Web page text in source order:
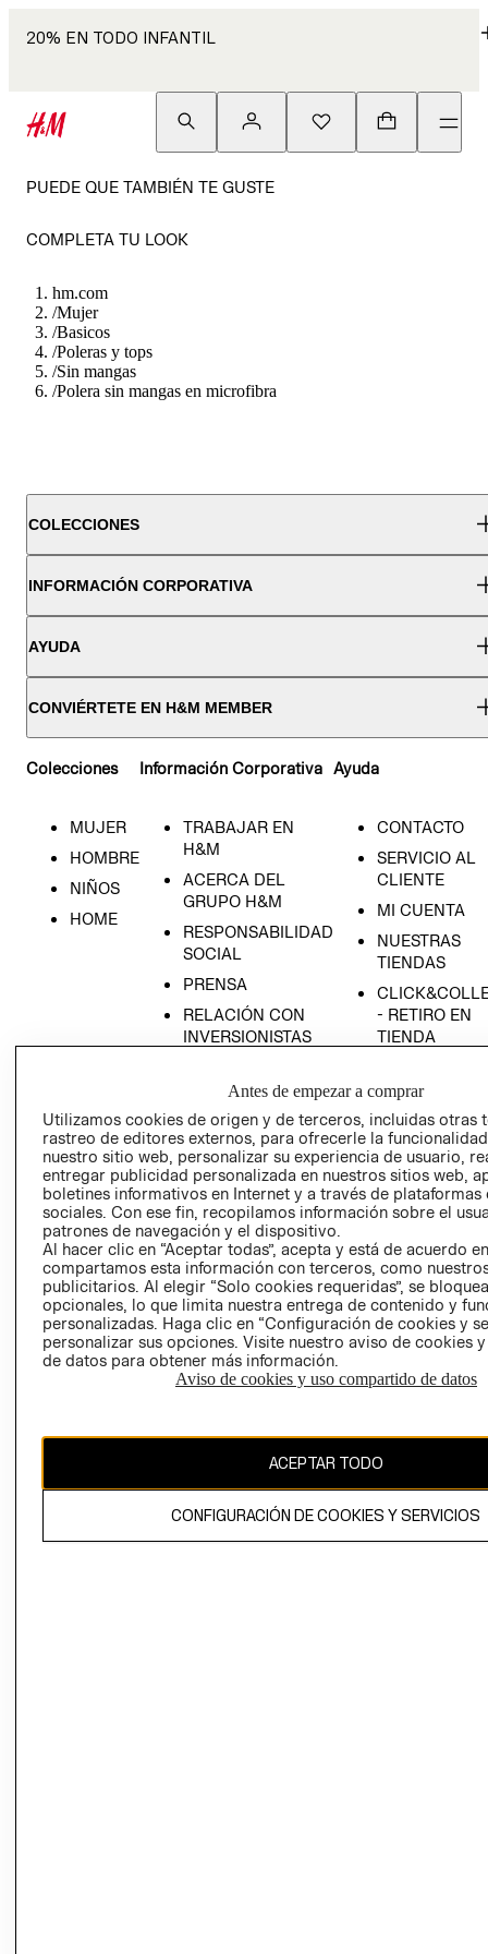
20% EN TODO INFANTIL
PUEDE QUE TAMBIÉN TE GUSTE
COMPLETA TU LOOK
hm.com
/Mujer
/Basicos
/Poleras y tops
/Sin mangas
/Polera sin mangas en microfibra
COLECCIONES
INFORMACIÓN CORPORATIVA
AYUDA
CONVIÉRTETE EN H&M MEMBER
Colecciones
MUJER
HOMBRE
NIÑOS
HOME
Información Corporativa
TRABAJAR EN
H&M
ACERCA DEL
GRUPO H&M
RESPONSABILIDAD
SOCIAL
PRENSA
RELACIÓN CON
INVERSIONISTAS
EMPRESARIAL
Ayuda
CONTACTO
SERVICIO AL
CLIENTE
MI CUENTA
NUESTRAS
TIENDAS
- RETIRO EN
TIENDA
CONDICIONES
AVISO DE
PRIVACIDAD
GIFT CARD
AVISO DE
COOKIES
El contenido de esta página web está protegido por copyright y es
Antes de empezar a comprar
Utilizamos cookies de origen y de terceros, incluidas otras
rastreo de editores externos, para ofrecerle la
nuestro sitio web, personalizar su experiencia de usuario,
entregar publicidad personalizada en nuestros sitios web,
boletines informativos en Internet y a través de plataformas
sociales. Con ese fin, recopilamos información sobre el
patrones de navegación y el dispositivo.
Al hacer clic en “Aceptar todas”, acepta y está de acuerdo
compartamos esta información con terceros, como
publicitarios. Al elegir “Solo cookies requeridas”, se
opcionales, lo que limita nuestra entrega de contenido y
personalizadas. Haga clic en “Configuración de cookies y
personalizar sus opciones. Visite nuestro aviso de cookies
de datos para obtener más información.
Aviso de cookies y uso compartido de datos
ACEPTAR TODO
CONFIGURACIÓN DE COOKIES Y SERVICIOS